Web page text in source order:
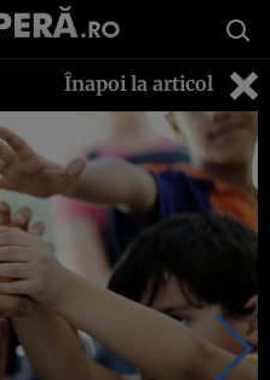
Înapoi la articol